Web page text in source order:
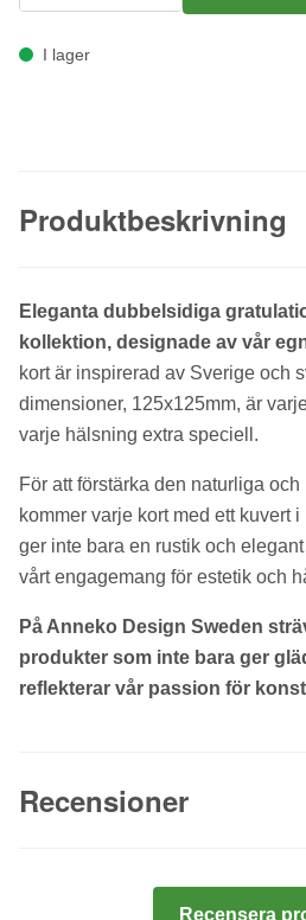
I lager
Produktbeskrivning
Eleganta dubbelsidiga
kollektion, designade av vår
kort är inspirerad av Sverige och
dimensioner, 125x125mm, är
varje hälsning extra speciell.
För att förstärka den naturliga
kommer varje kort med ett kuvert
ger inte bara en rustik och
vårt engagemang för estetik och
På Anneko Design Sweden
produkter som inte bara ger
reflekterar vår passion för
Recensioner
Recensera